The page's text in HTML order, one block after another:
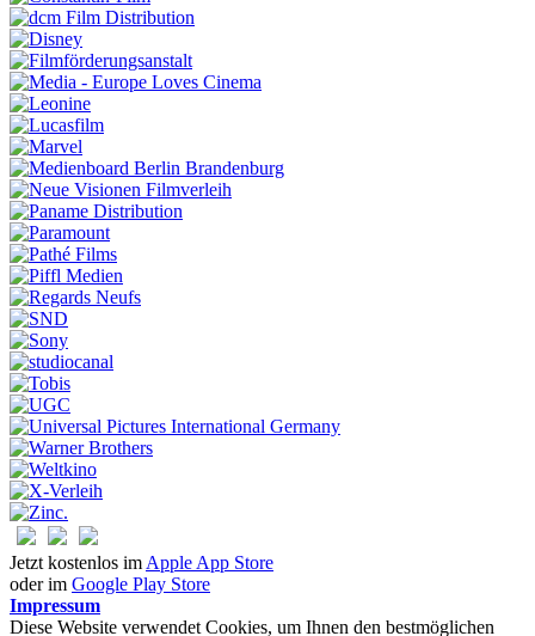
Jetzt kostenlos im Apple App Store
oder im Google Play Store
Impressum
Diese Website verwendet Cookies, um Ihnen den bestmöglichen